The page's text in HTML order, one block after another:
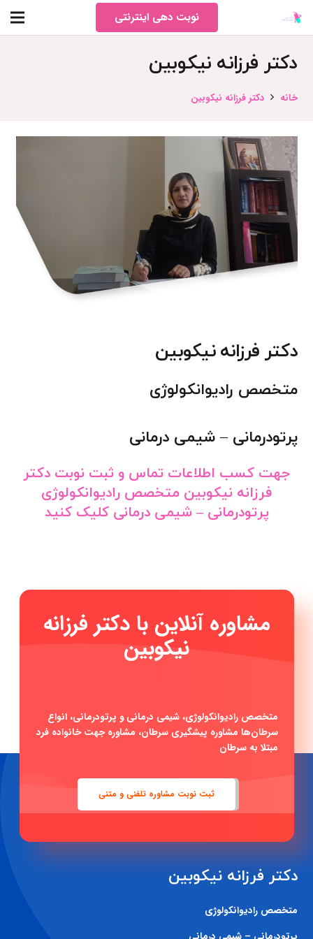
نوبت دهی اینترنتی
دکتر فرزانه نیکوبین
خانه دکتر فرزانه نیکوبین
دکتر فرزانه نیکوبین
متخصص رادیوانکولوژی
پرتودرمانی – شیمی درمانی
جهت کسب اطلاعات تماس و ثبت نوبت دکتر
فرزانه نیکوبین متخصص رادیوانکولوژی
پرتودرمانی – شیمی درمانی کلیک کنید
مشاوره آنلاین با دکتر فرزانه
ن
متخصص رادیوانکولوژی، شیمی درمانی و پرتودرمانی، انواع
سرطان‌ها مشاوره پیشگیری سرطان، مشاوره جهت خانواده فرد
مبتلا به سرطان
ثبت نوبت مشاوره تلفنی و متنی
دکتر فرزانه نیکوبین
متخصص رادیوانکولوژی